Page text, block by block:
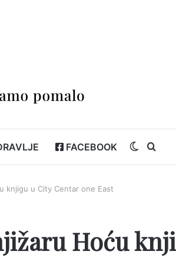
FACEBOOK Switch
knjigu u City Centar one East
Hoću